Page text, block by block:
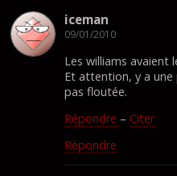
iceman
09/01/2010
Les williams avaient
Et attention, y a une
pas floutée.
Répondre – Citer
Répondre